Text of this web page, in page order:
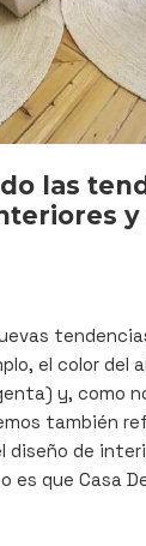
las
el color del
y, como
también
diseño de
es que Casa